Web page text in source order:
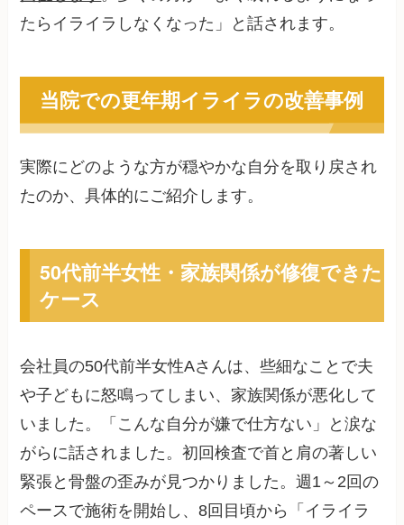
たらイライラしなくなった」と話されます。
当院での更年期イライラの改善事例
実際にどのような方が穏やかな自分を取り戻され
たのか、具体的にご紹介します。
50代前半女性・家族関係が修復できた
ケース
会社員の50代前半女性Aさんは、些細なことで夫
や子どもに怒鳴ってしまい、家族関係が悪化して
いました。「こんな自分が嫌で仕方ない」と涙な
がらに話されました。初回検査で首と肩の著しい
緊張と骨盤の歪みが見つかりました。週1～2回の
ペースで施術を開始し、8回目頃から「イライラ